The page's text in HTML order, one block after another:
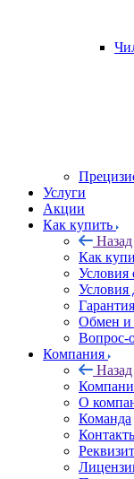
Услуги
Акции
Как купить
Назад
Как
Условия
Условия
Обмен и
Вопрос-
Компания
Назад
О
Команда